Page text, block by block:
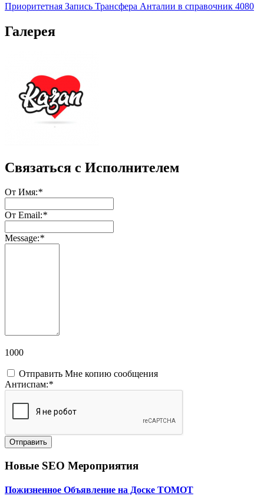
Приоритетная Запись Трансфера Анталии в справочник 4080
Галерея
Связаться с Исполнителем
От Имя:*
От Email:*
Message:*
1000
Отправить Мне копию сообщения
Антиспам:*
Отправить
Новые SEO Мероприятия
Пожизненное Объявление на Доске ТОМОТ